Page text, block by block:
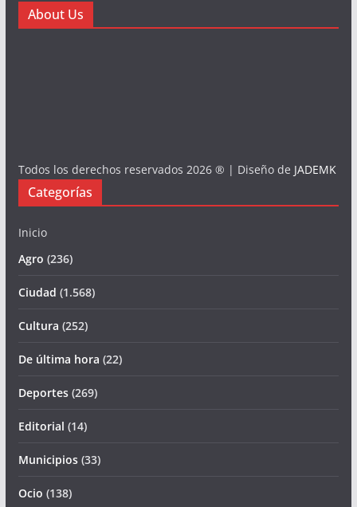
About Us
Todos los derechos reservados 2026 ® | Diseño de JADEMK
Categorías
Inicio
Agro (236)
Ciudad (1.568)
Cultura (252)
De última hora (22)
Deportes(269)
Editorial (14)
Municipios(33)
Ocio (138)